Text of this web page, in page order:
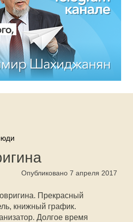
Опубликовано 7 апреля 2017
Прекрасный
книжный график.
Долгое время